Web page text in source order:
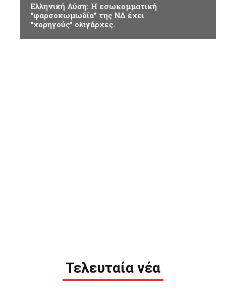
Ελληνική Λύση: Η εσωκομματική
“φαρσοκωμωδία” της ΝΔ έχει
“χορηγούς” ολιγάρχες.
Τελευταία νέα